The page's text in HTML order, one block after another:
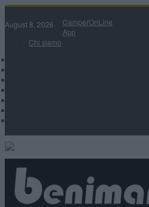
August 8, 2026
CamperOnLine
App
Chi siamo